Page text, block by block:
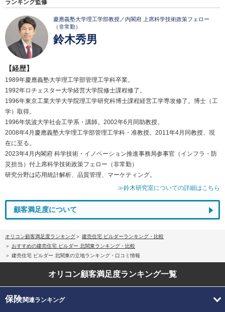
ランキング監修
慶應義塾大学理工学部教授／内閣府 上席科学技術政策フェロー
（非常勤）
鈴木秀男
【経歴】
1989年慶應義塾大学理工学部管理工学科卒業。
1992年ロチェスター大学経営大学院修士課程修了。
1996年東京工業大学大学院理工学研究科博士課程経営工学専攻修了。博士（工
学）取得。
1996年筑波大学社会工学系・講師。2002年6月同助教授。
2008年4月慶應義塾大学理工学部管理工学科・准教授。2011年4月同教授、現
在に至る。
2023年4月内閣府 科学技術・イノベーション推進事務局参事官（インフラ・防
災担当）付上席科学技術政策フェロー（非常勤）
研究分野は応用統計解析、品質管理、マーケティング。
≫鈴木研究室についての詳細はこちら
顧客満足度について
オリコン顧客満足度ランキング
建売住宅 ビルダーランキング・比較
おすすめの建売住宅 ビルダー 北関東ランキング・比較
建売住宅 ビルダー 北関東の立地ランキング・口コミ情報
オリコン顧客満足度ランキング一覧
保険関連ランキング